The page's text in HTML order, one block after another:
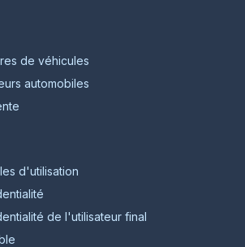
de véhicules
automobiles
d'utilisation
de l'utilisateur final